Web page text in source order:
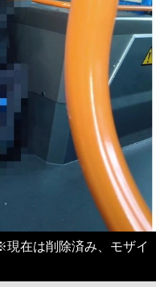
在は削除済み、モザイ